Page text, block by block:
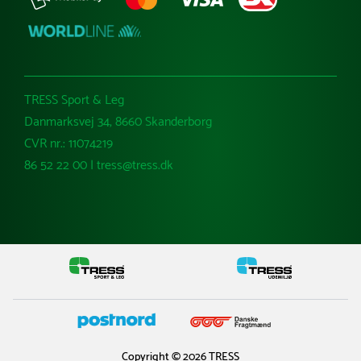
TRESS Sport & Leg
Danmarksvej 34, 8660 Skanderborg
CVR nr.: 11074219
86 52 22 00 | tress@tress.dk
Copyright © 2026 TRESS